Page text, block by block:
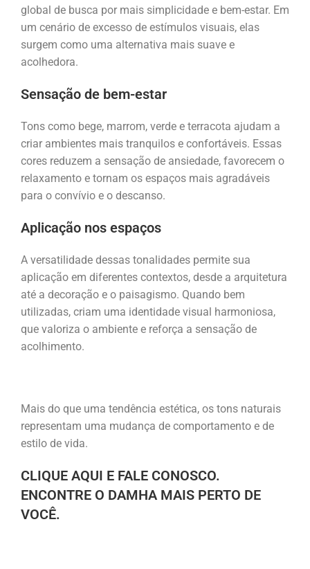
global de busca por mais simplicidade e bem-estar. Em
um cenário de excesso de estímulos visuais, elas
surgem como uma alternativa mais suave e
acolhedora.
Sensação de bem-estar
Tons como bege, marrom, verde e terracota ajudam a
criar ambientes mais tranquilos e confortáveis. Essas
cores reduzem a sensação de ansiedade, favorecem o
relaxamento e tornam os espaços mais agradáveis
para o convívio e o descanso.
Aplicação nos espaços
A versatilidade dessas tonalidades permite sua
aplicação em diferentes contextos, desde a arquitetura
até a decoração e o paisagismo. Quando bem
utilizadas, criam uma identidade visual harmoniosa,
que valoriza o ambiente e reforça a sensação de
acolhimento.
Mais do que uma tendência estética, os tons naturais
representam uma mudança de comportamento e de
estilo de vida.
CLIQUE AQUI E FALE CONOSCO.
ENCONTRE O DAMHA MAIS PERTO DE
VOCÊ.